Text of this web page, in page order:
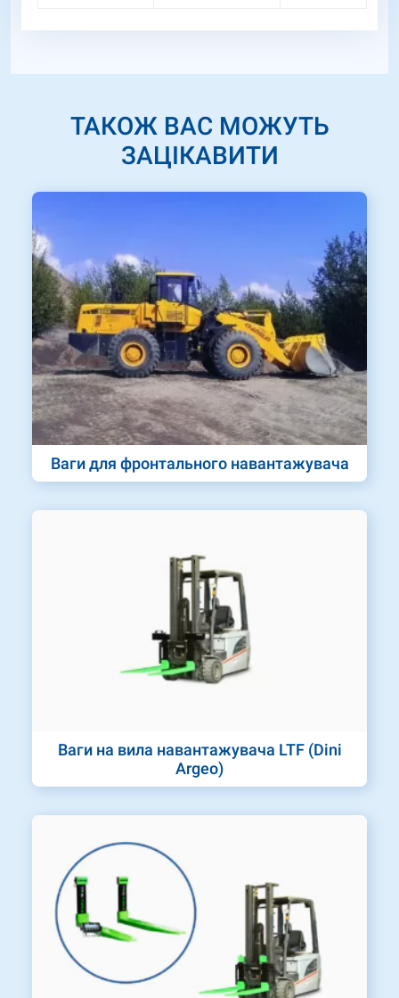
ТАКОЖ ВАС МОЖУТЬ
ЗАЦІКАВИТИ
Ваги для фронтального навантажувача
Ваги на вила навантажувача LTF (Dini
Argeo)